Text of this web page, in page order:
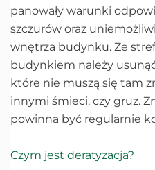
panowały warunki
szczurów oraz
wnętrza budynku. Ze
budynkiem należy
które nie muszą się tam
innymi śmieci, czy gruz.
powinna być regularnie
Czym jest deratyzacja?